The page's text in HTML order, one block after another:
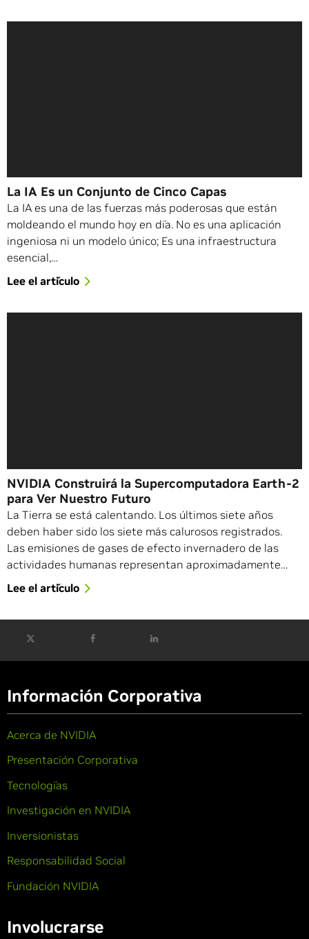
La IA Es un Conjunto de Cinco Capas
La IA es una de las fuerzas más poderosas que están
moldeando el mundo hoy en día. No es una aplicación
ingeniosa ni un modelo único; Es una infraestructura
esencial,…
Lee el artículo
NVIDIA Construirá la Supercomputadora Earth-2
para Ver Nuestro Futuro
La Tierra se está calentando. Los últimos siete años
deben haber sido los siete más calurosos registrados.
Las emisiones de gases de efecto invernadero de las
actividades humanas representan aproximadamente…
Lee el artículo
Información Corporativa
Acerca de NVIDIA
Presentación Corporativa
Tecnologías
Investigación en NVIDIA
Inversionistas
Responsabilidad Social
Fundación NVIDIA
Involucrarse